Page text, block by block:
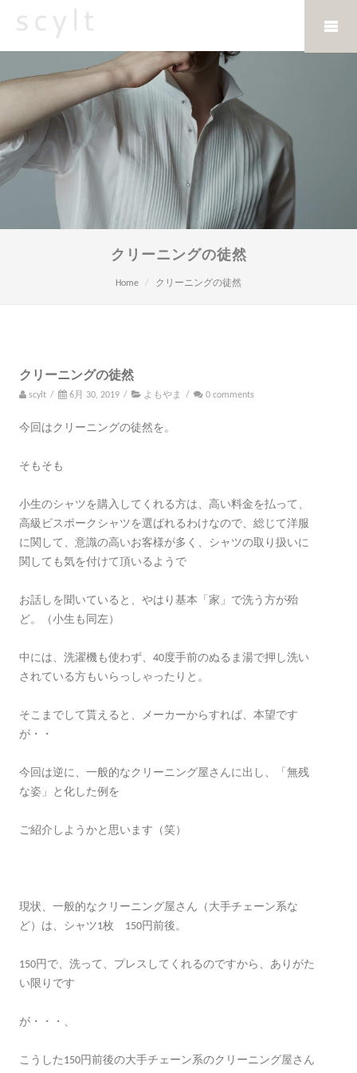
クリーニングの徒然
Home クリーニングの徒然
クリーニングの徒然
scylt / 6月 30, 2019 / よもやま / 0 comments
今回はクリーニングの徒然を。
そもそも
小生のシャツを購入してくれる方は、高い料金を払って、
高級ビスポークシャツを選ばれるわけなので、総じて洋服
に関して、意識の高いお客様が多く、シャツの取り扱いに
関しても気を付けて頂いるようで
お話しを聞いていると、やはり基本「家」で洗う方が殆
ど。（小生も同左）
中には、洗濯機も使わず、40度手前のぬるま湯で押し洗い
されている方もいらっしゃったりと。
そこまでして貰えると、メーカーからすれば、本望です
が・・
今回は逆に、一般的なクリーニング屋さんに出し、「無残
な姿」と化した例を
ご紹介しようかと思います（笑）
現状、一般的なクリーニング屋さん（大手チェーン系な
ど）は、シャツ1枚 150円前後。
150円で、洗って、プレスしてくれるのですから、ありがた
い限りです
が・・・、
こうした150円前後の大手チェーン系のクリーニング屋さん